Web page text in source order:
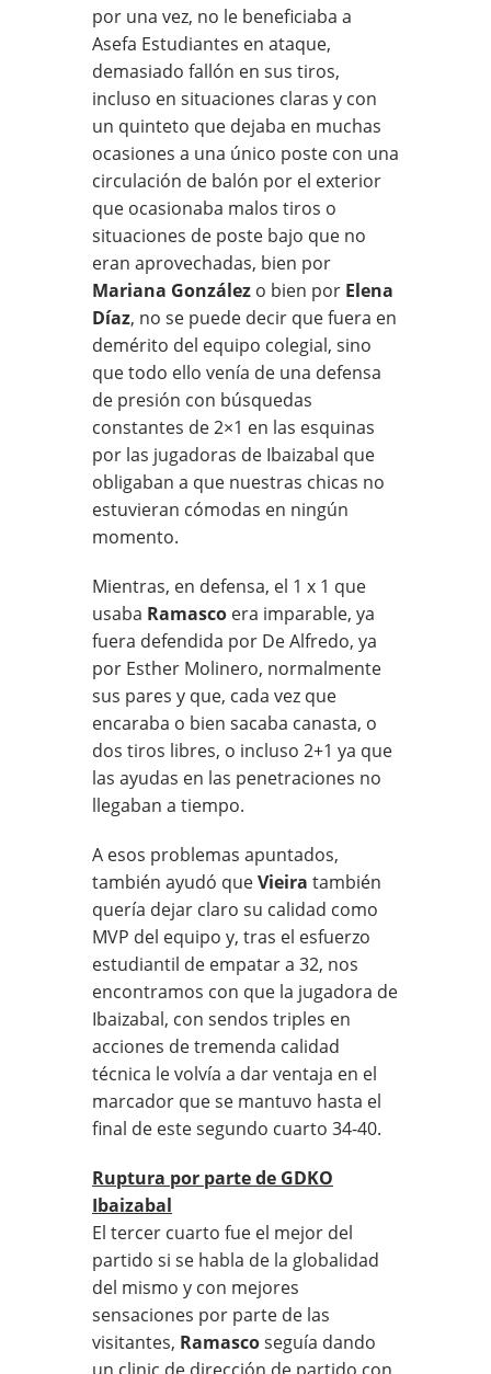
por una vez, no le beneficiaba a
Asefa Estudiantes en ataque,
demasiado fallón en sus tiros,
incluso en situaciones claras y con
un quinteto que dejaba en muchas
ocasiones a una único poste con una
circulación de balón por el exterior
que ocasionaba malos tiros o
situaciones de poste bajo que no
eran aprovechadas, bien por
Mariana González o bien por Elena
Díaz, no se puede decir que fuera en
demérito del equipo colegial, sino
que todo ello venía de una defensa
de presión con búsquedas
constantes de 2×1 en las esquinas
por las jugadoras de Ibaizabal que
obligaban a que nuestras chicas no
estuvieran cómodas en ningún
momento.
Mientras, en defensa, el 1 x 1 que
usaba Ramasco era imparable, ya
fuera defendida por De Alfredo, ya
por Esther Molinero, normalmente
sus pares y que, cada vez que
encaraba o bien sacaba canasta, o
dos tiros libres, o incluso 2+1 ya que
las ayudas en las penetraciones no
llegaban a tiempo.
A esos problemas apuntados,
también ayudó queVieira también
quería dejar claro su calidad como
MVP del equipo y, tras el esfuerzo
estudiantil de empatar a 32, nos
encontramos con que la jugadora de
Ibaizabal, con sendos triples en
acciones de tremenda calidad
técnica le volvía a dar ventaja en el
marcador que se mantuvo hasta el
final de este segundo cuarto 34-40.
Ruptura por parte de GDKO
Ibaizabal
El tercer cuarto fue el mejor del
partido si se habla de la globalidad
del mismo y con mejores
sensaciones por parte de las
visitantes, Ramascoseguía dando